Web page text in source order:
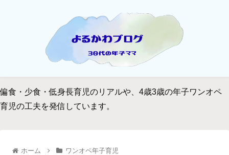
偏食・少食・低身長育児のリアルや、4歳3歳の年子ワンオペ
育児の工夫を発信しています。
ホーム ワンオペ年子育児